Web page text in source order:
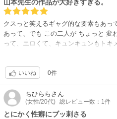
山本先生の作品が大好きすぎる。
クスっと笑えるギャグ的な要素もあっ
あって、でも この二人が ちょっと 変
って、エロくて、キュンキュンもトキ
て、とても素敵な作品です。そして
した。いいね 0件
ちひらら さん
(女性/20代) 総レビュー数：1件
とにかく性癖にブッ刺さる